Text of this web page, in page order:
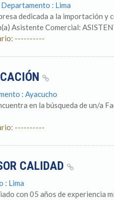
: Lima
dedicada a la importación y
Asistente Comercial:
----------
: Ayacucho
en la búsqueda de un/a
----------
CALIDAD
: Lima
con 05 años de experiencia